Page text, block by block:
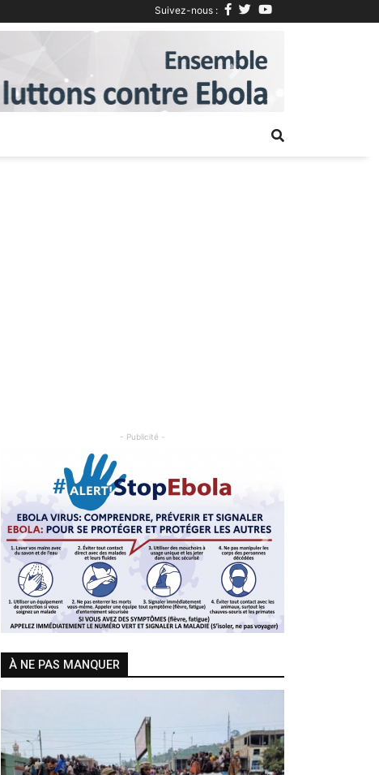
Suivez-nous :
Next
- Publicité -
Previous Next
À NE PAS MANQUER